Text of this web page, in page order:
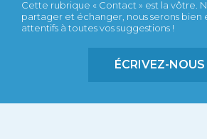
Cette rubrique « Contact » est la vôtre.
partager et échanger, nous serons
attentifs à toutes vos suggestions !
ÉCRIVEZ-NOUS